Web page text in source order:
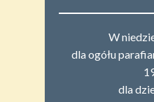
W
dla ogółu
dla